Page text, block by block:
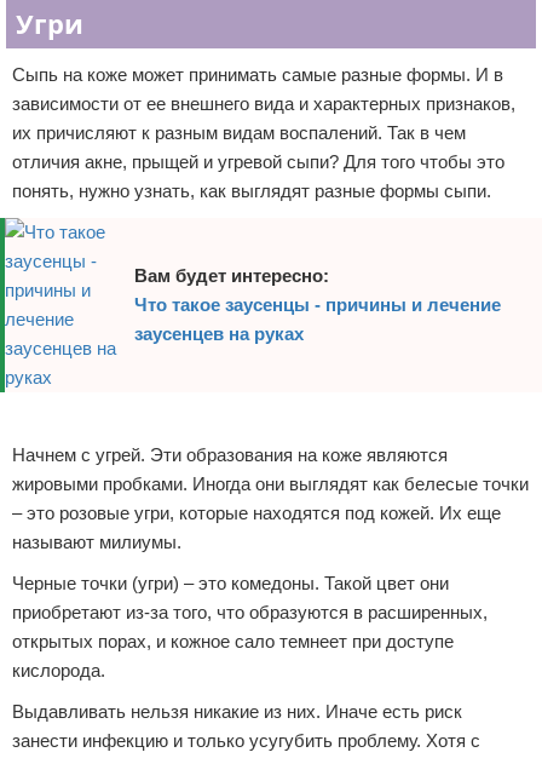
Угри
Сыпь на коже может принимать самые разные формы. И в
зависимости от ее внешнего вида и характерных признаков,
их причисляют к разным видам воспалений. Так в чем
отличия акне, прыщей и угревой сыпи? Для того чтобы это
понять, нужно узнать, как выглядят разные формы сыпи.
Вам будет интересно:
Что такое заусенцы - причины и лечение
заусенцев на руках
Начнем с угрей. Эти образования на коже являются
жировыми пробками. Иногда они выглядят как белесые точки
– это розовые угри, которые находятся под кожей. Их еще
называют милиумы.
Черные точки (угри) – это комедоны. Такой цвет они
приобретают из-за того, что образуются в расширенных,
открытых порах, и кожное сало темнеет при доступе
кислорода.
Выдавливать нельзя никакие из них. Иначе есть риск
занести инфекцию и только усугубить проблему. Хотя с